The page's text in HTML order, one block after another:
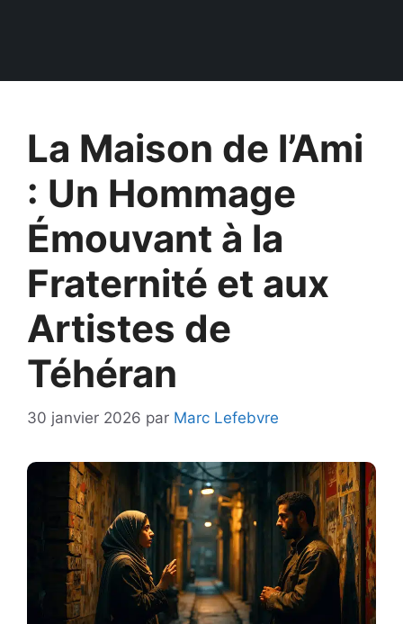
La Maison de l’Ami
: Un Hommage
Émouvant à la
Fraternité et aux
Artistes de
Téhéran
30 janvier 2026 par Marc Lefebvre